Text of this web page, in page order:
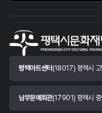
평택아트센터 (18017) 평택시
남부문예회관(17901) 평택시